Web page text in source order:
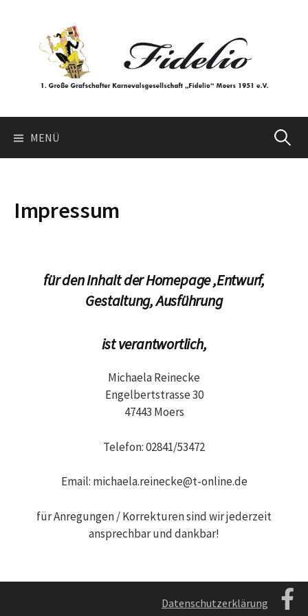
MENÜ Suchen
Impressum
für den Inhalt der Homepage ,Entwurf,
Gestaltung, Ausführung
ist verantwortlich,
Michaela Reinecke
Engelbertstrasse 30
47443 Moers
Telefon: 02841/53472
Email: michaela.reinecke@t-online.de
für Anregungen / Korrekturen sind wir jederzeit
ansprechbar und dankbar!
Datenschutzerklärung